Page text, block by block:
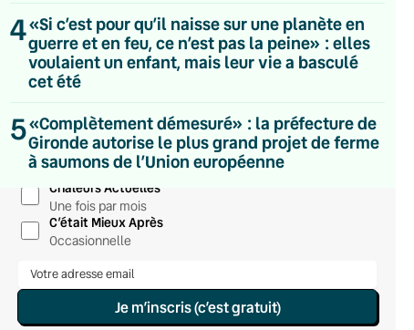
4«Si c’est pour qu’il naisse sur une planète en
guerre et en feu, ce n’est pas la peine» : elles
voulaient un enfant, mais leur vie a basculé
cet été
5«Complètement démesuré» : la préfecture de
Gironde autorise le plus grand projet de ferme
à saumons de l’Union européenne
💌 Inscrivez-vous à nos newsletters
Quotidienne
Du lundi au vendredi
Hebdomadaire
Le samedi
Chaleurs Actuelles
Une fois par mois
C’était Mieux Après
Occasionnelle
Je m’inscris (c’est gratuit)